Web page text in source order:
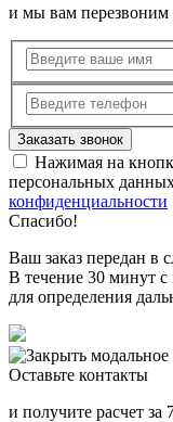
и мы вам перезвоним
Нажимая на
персональных
конфиденциальности
Спасибо!
Ваш заказ передан в
В течение 30 минут с
для определения
Оставьте контакты
и получите расчет за